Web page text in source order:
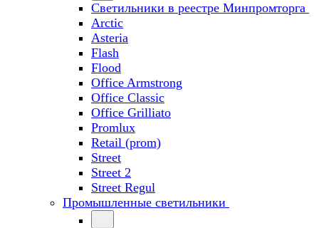
Светильники в реестре Минпромторга
Arctic
Asteria
Flash
Flood
Office Armstrong
Office Classic
Office Grilliato
Promlux
Retail (prom)
Street
Street 2
Street Regul
Промышленные светильники